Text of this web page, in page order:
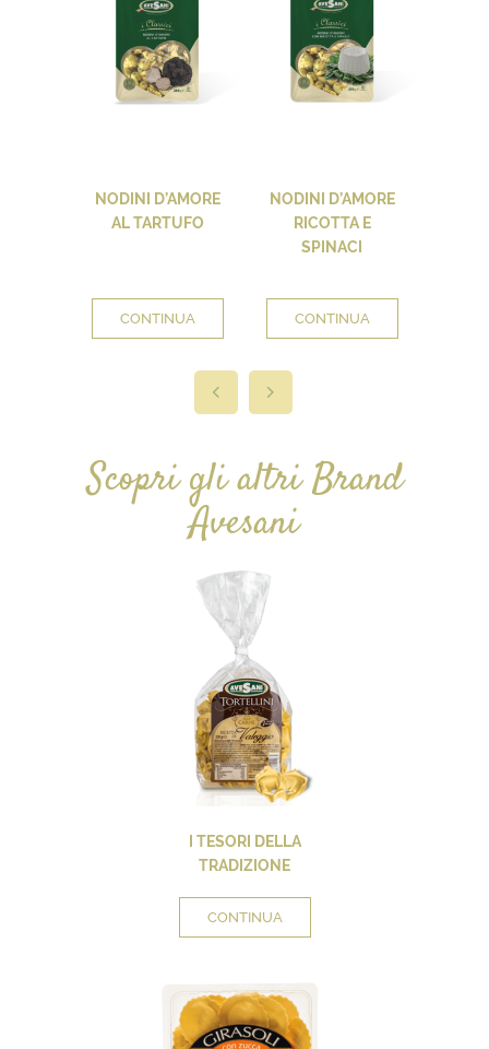
NODINI D’AMORE
AL TARTUFO
CONTINUA
NODINI D’AMORE
RICOTTA E
SPINACI
CONTINUA
Scopri gli altri Brand
Avesani
I TESORI DELLA
TRADIZIONE
CONTINUA